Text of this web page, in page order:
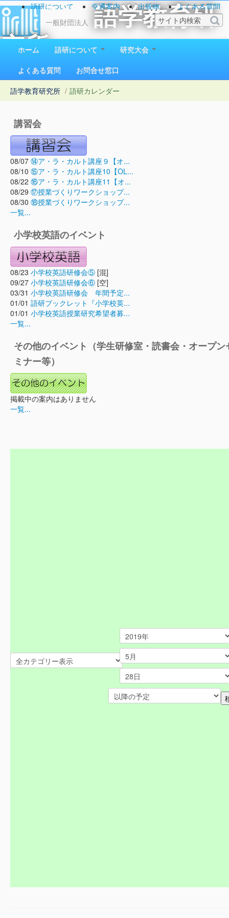
一般財団法人
語学教育研
究所
1923（大正12）年創立
語研について 交通案内 出版物
よくある質問
お問い合わせ
ホーム 語研について
研究大会
よくある質問
お問合せ窓口
語学教育研究所 / 語研カレンダー
講習会
08/07 ⑭ア・ラ・カルト講座９【オ...
08/10 ⑮ア・ラ・カルト講座10【OL...
08/22 ⑯ア・ラ・カルト講座11【オ...
08/29 ⑰授業づくりワークショップ...
08/30 ⑱授業づくりワークショップ...
一覧...
小学校英語のイベント
08/23 小学校英語研修会⑤ [混]
09/27 小学校英語研修会⑥ [空]
03/31 小学校英語研修会 年間予定...
01/01 語研ブックレット『小学校英...
01/01 小学校英語授業研究希望者募...
一覧...
その他のイベント（学生研修室・読書会・オープン
ミナー等）
掲載中の案内はありません
一覧...